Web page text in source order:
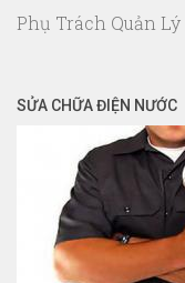
Phụ Trách Quản Lý
SỬA CHỮA ĐIỆN NƯỚC